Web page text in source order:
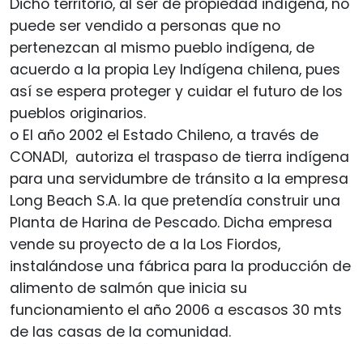
Dicho territorio, al ser de propiedad indígena, no
puede ser vendido a personas que no
pertenezcan al mismo pueblo indígena, de
acuerdo a la propia Ley Indígena chilena, pues
así se espera proteger y cuidar el futuro de los
pueblos originarios.
o El año 2002 el Estado Chileno, a través de
CONADI, autoriza el traspaso de tierra indígena
para una servidumbre de tránsito a la empresa
Long Beach S.A. la que pretendía construir una
Planta de Harina de Pescado. Dicha empresa
vende su proyecto de a la Los Fiordos,
instalándose una fábrica para la producción de
alimento de salmón que inicia su
funcionamiento el año 2006 a escasos 30 mts
de las casas de la comunidad.